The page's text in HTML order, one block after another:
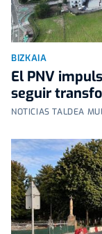
BIZKAIA
El PNV
seguir
NOTICIAS TALDEA